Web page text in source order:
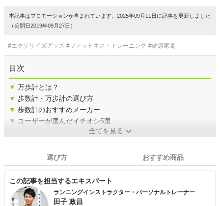
本記事はプロモーションが含まれています。2025年09月11日に記事を更新しました
（公開日2019年09月27日）
#エクササイズグッズ #フィットネス・トレーニング #健康家電
目次
▼ 万歩計とは？
▼ 歩数計・万歩計の選び方
▼ 歩数計のおすすめメーカー
▼ ユーザーが選んだイチオシ5選
全てを見る
選び方 おすすめ商品
この記事を担当するエキスパート
ランニングインストラクター・パーソナルトレーナー
田子 政昌